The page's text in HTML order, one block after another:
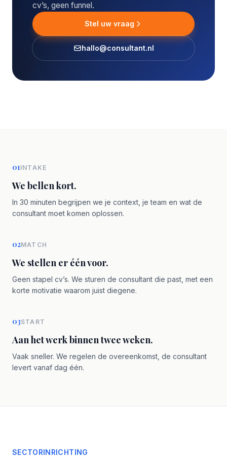
cv’s, geen funnel.
Stel uw vraag
hallo@consultant.nl
01INTAKE
We bellen kort.
In 30 minuten begrijpen we je context, je team en wat de
consultant moet komen oplossen.
02MATCH
We stellen er één voor.
Geen stapel cv’s. We sturen de consultant die past, met een
korte motivatie waarom juist diegene.
03START
Aan het werk binnen twee weken.
Vaak sneller. We regelen de overeenkomst, de consultant
levert vanaf dag één.
SECTORINRICHTING